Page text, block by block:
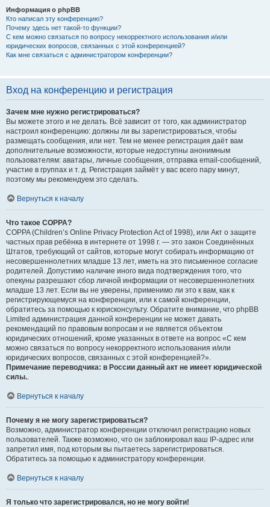
Информация о phpBB
Кто написал эту конференцию?
Почему здесь нет такой-то функции?
С кем можно связаться по вопросу некорректного использования и/или
юридических вопросов, связанных с этой конференцией?
Как мне связаться с администратором конференции?
Вход на конференцию и регистрация
Зачем мне нужно регистрироваться?
Вы можете этого и не делать. Всё зависит от того, как администратор
настроил конференцию: должны ли вы зарегистрироваться, чтобы
размещать сообщения, или нет. Тем не менее регистрация даёт вам
дополнительные возможности, которые недоступны анонимным
пользователям: аватары, личные сообщения, отправка email-сообщений,
участие в группах и т. д. Регистрация займёт у вас всего пару минут,
поэтому мы рекомендуем это сделать.
Вернуться к началу
Что такое COPPA?
COPPA (Children’s Online Privacy Protection Act of 1998), или Акт о защите
частных прав ребёнка в интернете от 1998 г. — это закон Соединённых
Штатов, требующий от сайтов, которые могут собирать информацию от
несовершеннолетних младше 13 лет, иметь на это письменное согласие
родителей. Допустимо наличие иного вида подтверждения того, что
опекуны разрешают сбор личной информации от несовершеннолетних
младше 13 лет. Если вы не уверены, применимо ли это к вам, как к
регистрирующемуся на конференции, или к самой конференции,
обратитесь за помощью к юрисконсульту. Обратите внимание, что phpBB
Limited администрация данной конференции не может давать
рекомендаций по правовым вопросам и не является объектом
юридических отношений, кроме указанных в ответе на вопрос «С кем
можно связаться по вопросу некорректного использования и/или
юридических вопросов, связанных с этой конференцией?».
Примечание переводчика: в России данный акт не имеет юридической
силы..
Вернуться к началу
Почему я не могу зарегистрироваться?
Возможно, администратор конференции отключил регистрацию новых
пользователей. Также возможно, что он заблокировал ваш IP-адрес или
запретил имя, под которым вы пытаетесь зарегистрироваться.
Обратитесь за помощью к администратору конференции.
Вернуться к началу
Я только что зарегистрировался, но не могу войти!